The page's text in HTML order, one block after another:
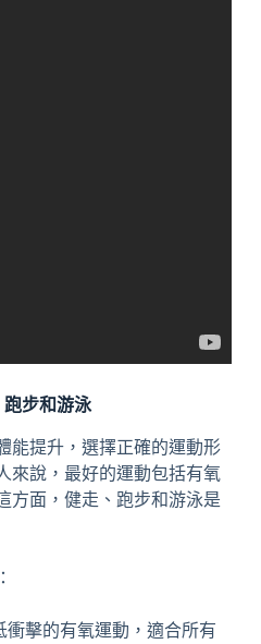
步和游泳
能提升，選擇正確的運動形
來說，最好的運動包括有氧
方面，健走、跑步和游泳是
衝擊的有氧運動，適合所有